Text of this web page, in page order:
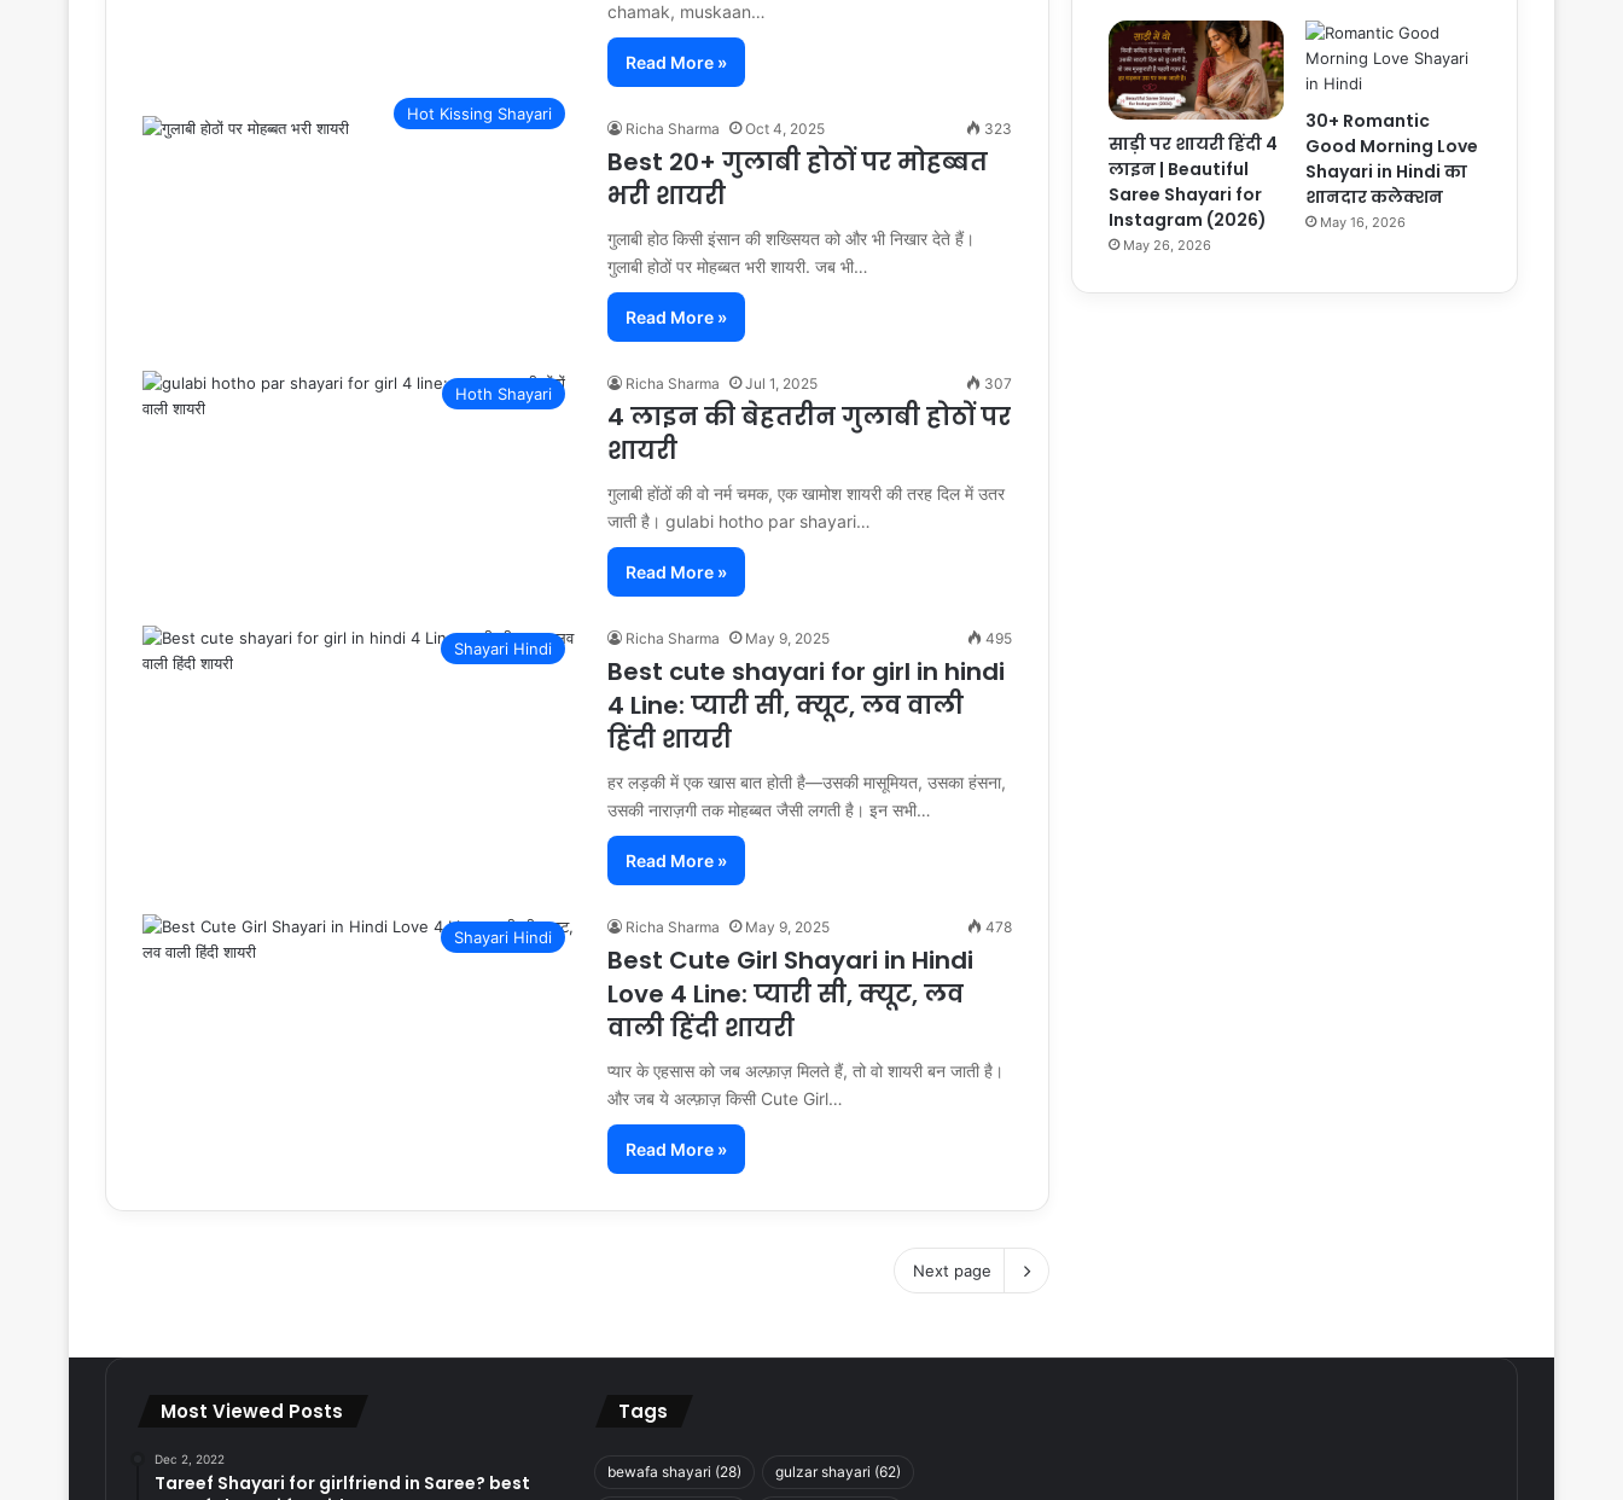
chamak, muskaan…
Read More »
Hot Kissing Shayari
Richa Sharma Oct 4, 2025 323
Best 20+ गुलाबी होठों पर मोहब्बत
भरी शायरी
गुलाबी होठ किसी इंसान की शख्सियत को और भी निखार देते हैं।
गुलाबी होठों पर मोहब्बत भरी शायरी. जब भी…
Read More »
Hoth Shayari
Richa Sharma Jul 1, 2025 307
4 लाइन की बेहतरीन गुलाबी होठों पर
शायरी
गुलाबी होंठों की वो नर्म चमक, एक खामोश शायरी की तरह दिल में उतर
जाती है। gulabi hotho par shayari…
Read More »
Shayari Hindi
Richa Sharma May 9, 2025 495
Best cute shayari for girl in hindi
4 Line: प्यारी सी, क्यूट, लव वाली
हिंदी शायरी
हर लड़की में एक खास बात होती है—उसकी मासूमियत, उसका हंसना,
उसकी नाराज़गी तक मोहब्बत जैसी लगती है। इन सभी…
Read More »
Shayari Hindi
Richa Sharma May 9, 2025 478
Best Cute Girl Shayari in Hindi
Love 4 Line: प्यारी सी, क्यूट, लव
वाली हिंदी शायरी
प्यार के एहसास को जब अल्फ़ाज़ मिलते हैं, तो वो शायरी बन जाती है।
और जब ये अल्फ़ाज़ किसी Cute Girl…
Read More »
Next page
साड़ी पर शायरी हिंदी 4
लाइन | Beautiful
Saree Shayari for
Instagram (2026)
May 26, 2026
30+ Romantic
Good Morning Love
Shayari in Hindi का
शानदार कलेक्शन
May 16, 2026
Most Viewed Posts
Dec 2, 2022
Tareef Shayari for girlfriend in Saree? best
Tags
bewafa shayari (28) gulzar shayari (62)